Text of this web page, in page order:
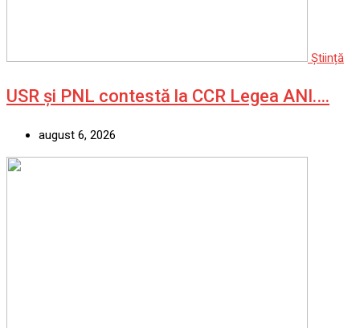
Știință
USR și PNL contestă la CCR Legea ANI.…
august 6, 2026